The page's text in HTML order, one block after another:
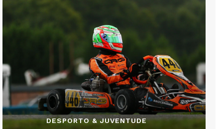
DESPORTO & JUVENTUDE